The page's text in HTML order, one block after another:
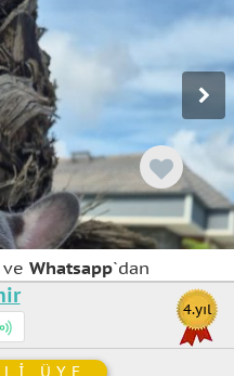
ve Whatsapp`dan
4.yıl
ÜYE